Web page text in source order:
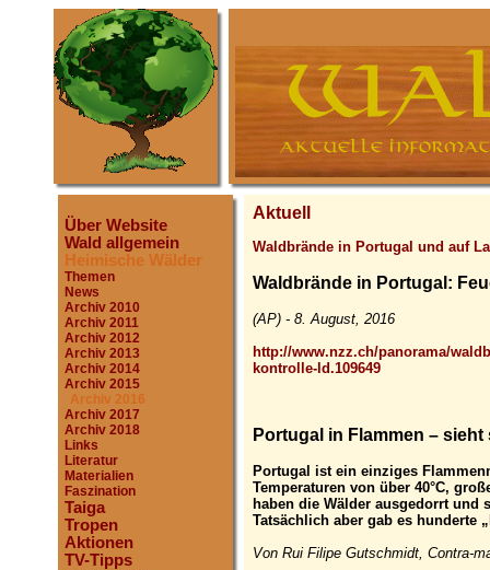
Über Website
Wald allgemein
Heimische Wälder
Themen
News
Archiv 2010
Archiv 2011
Archiv 2012
Archiv 2013
Archiv 2014
Archiv 2015
Archiv 2016
Archiv 2017
Archiv 2018
Links
Literatur
Materialien
Faszination
Taiga
Tropen
Aktionen
TV-Tipps
Aktuell
Waldbrände in Portugal und auf
Waldbrände in Portugal:
(AP) - 8. August, 2016
http://www.nzz.ch/panorama/
kontrolle-ld.109649
Portugal in Flammen –
Portugal ist ein einziges
Temperaturen von über 40°C,
haben die Wälder ausgedorrt und
Tatsächlich aber gab es hunderte
Von Rui Filipe Gutschmidt, Contra-